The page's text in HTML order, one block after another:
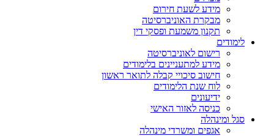
מידע לשעת חירום
מבקרת האוניברסיטה
תקנון משמעת ופסקי דין
לימודים
רישום לאוניברסיטה
מידע למתעניינים בלימודים
חישוב סיכויי קבלה לתואר ראשון
לוח שנת הלימודים
ידיעונים
כניסה לאזור האישי
סגל ומינהלה
אגפים ומשרדי מינהלה